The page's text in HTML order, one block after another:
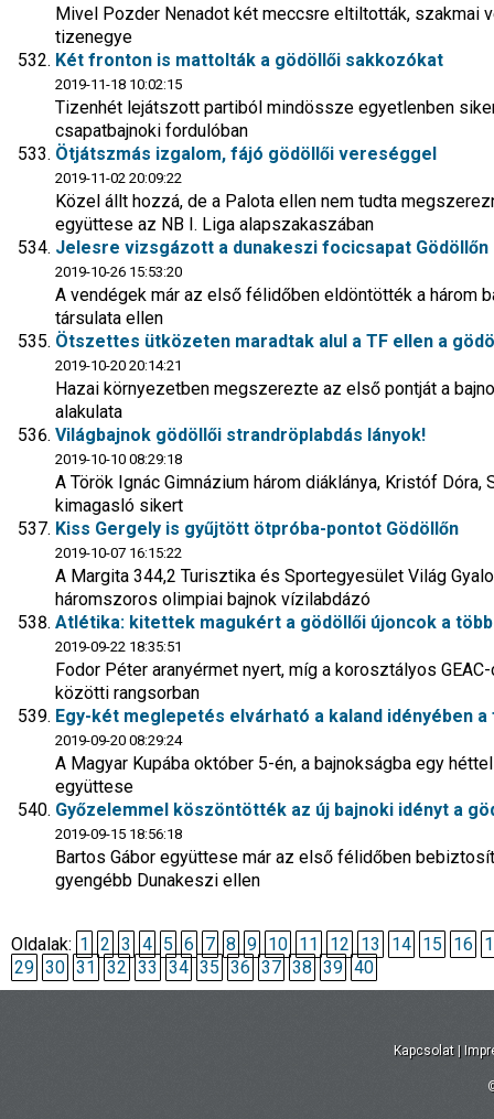
Mivel Pozder Nenadot két meccsre eltiltották, szakmai
tizenegye
Két fronton is mattolták a gödöllői sakkozókat
2019-11-18 10:02:15
Tizenhét lejátszott partiból mindössze egyetlenben
csapatbajnoki fordulóban
Ötjátszmás izgalom, fájó gödöllői vereséggel
2019-11-02 20:09:22
Közel állt hozzá, de a Palota ellen nem tudta
együttese az NB I. Liga alapszakaszában
Jelesre vizsgázott a dunakeszi focicsapat Gödöllőn
2019-10-26 15:53:20
A vendégek már az első félidőben eldöntötték a három
társulata ellen
Ötszettes ütközeten maradtak alul a TF ellen a
2019-10-20 20:14:21
Hazai környezetben megszerezte az első pontját a
alakulata
Világbajnok gödöllői strandröplabdás lányok!
2019-10-10 08:29:18
A Török Ignác Gimnázium három diáklánya, Kristóf
kimagasló sikert
Kiss Gergely is gyűjtött ötpróba-pontot Gödöllőn
2019-10-07 16:15:22
A Margita 344,2 Turisztika és Sportegyesület Világ
háromszoros olimpiai bajnok vízilabdázó
Atlétika: kitettek magukért a gödöllői újoncok a
2019-09-22 18:35:51
Fodor Péter aranyérmet nyert, míg a korosztályos
közötti rangsorban
Egy-két meglepetés elvárható a kaland idényében
2019-09-20 08:29:24
A Magyar Kupába október 5-én, a bajnokságba egy
együttese
Győzelemmel köszöntötték az új bajnoki idényt a
2019-09-15 18:56:18
Bartos Gábor együttese már az első félidőben
gyengébb Dunakeszi ellen
Oldalak: 1 2 3 4 5 6 7 8 9 10 11 12 13 14 15 16
29 30 31 32 33 34 35 36 37 38 39 40
Kapcsolat |